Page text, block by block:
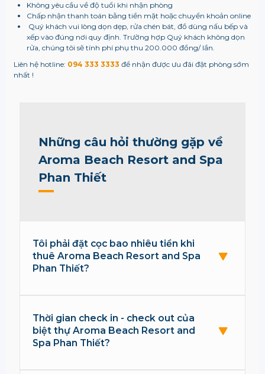
Không yêu cầu về độ tuổi khi nhận phòng
Chấp nhận thanh toán bằng tiền mặt hoặc chuyển khoản online
Quý khách vui lòng dọn dẹp, rửa chén bát, đồ dùng nấu bếp và
xếp vào đúng nơi quy định. Trường hợp Quý khách không dọn
rửa, chúng tôi sẽ tính phí phụ thu 200.000 đồng/ lần.
Liên hệ hotline: 094 333 3333 để nhận được ưu đãi đặt phòng sớm
nhất !
Những câu hỏi thường gặp về
Aroma Beach Resort and Spa
Phan Thiết
Tôi phải đặt cọc bao nhiêu tiền khi
thuê Aroma Beach Resort and Spa
Phan Thiết?
Thời gian check in - check out của
biệt thự Aroma Beach Resort and
Spa Phan Thiết?